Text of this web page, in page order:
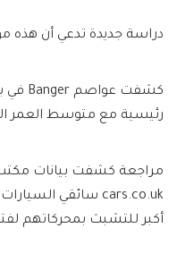
دراسة جديدة تدعي أن هذه
رئيسية مع متوسط ​​العمر
مراجعة كشفت بيانات
cars.co.uk سائقي السيارات في
أكبر للتشبث بمحركاتهم